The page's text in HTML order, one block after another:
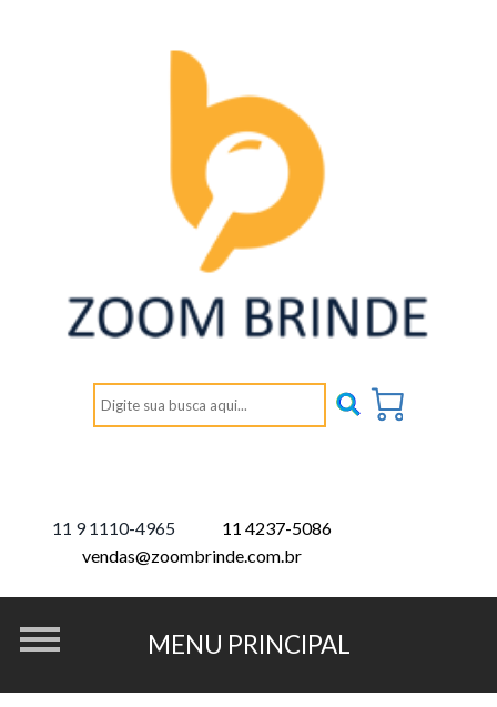
11 9 1110-4965
11 4237-5086
vendas@zoombrinde.com.br